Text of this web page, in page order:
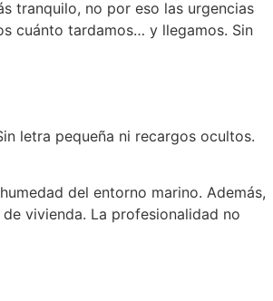
tranquilo, no por eso las urgencias
cuánto tardamos… y llegamos. Sin
letra pequeña ni recargos ocultos.
del entorno marino. Además,
vivienda. La profesionalidad no